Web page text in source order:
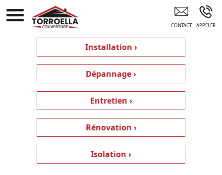
Entreprise Rénovation Toiture AGDE
Installation ›
Dépannage ›
Entretien ›
Rénovation ›
Isolation ›